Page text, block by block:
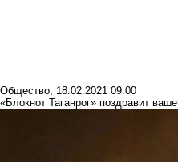
Общество, 18.02.2021 09:00
«Блокнот Таганрог» поздравит